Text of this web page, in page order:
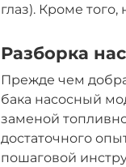
глаз). Кроме
Разборка
Прежде чем
бака насосный
заменой
достаточного
пошаговой